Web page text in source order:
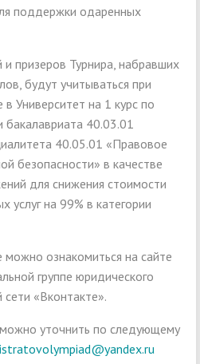
поддержки одаренных
призеров Турнира, набравших
будут учитываться при
Университет на 1 курс по
40.03.01
40.05.01 «Правовое
безопасности» в качестве
для снижения стоимости
услуг на 99% в категории
ознакомиться на сайте
группе юридического
сети «Вконтакте».
уточнить по следующему